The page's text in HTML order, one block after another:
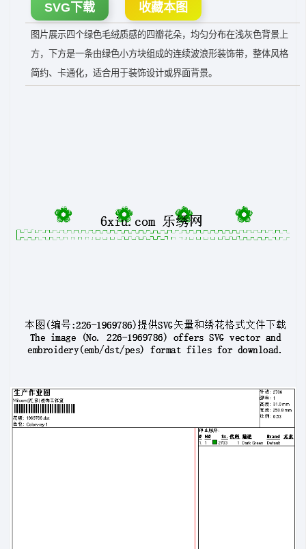
SVG下载 收藏本图
图片展示四个绿色毛绒质感的四瓣花朵，均匀分布在浅灰色背景上
方，下方是一条由绿色小方块组成的连续波浪形装饰带，整体风格
简约、卡通化，适合用于装饰设计或界面背景。